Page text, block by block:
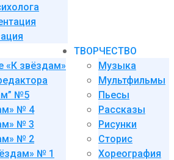
«К звёздам»
№5
№ 4
№ 3
№ 2
№ 1
ТВОРЧЕСТВО
Музыка
Мультфильмы
Пьесы
Рассказы
Рисунки
Сторис
Хореография